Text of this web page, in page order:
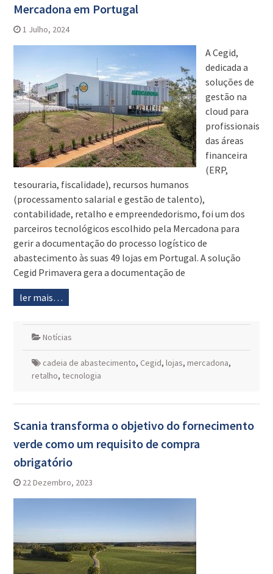
Mercadona em Portugal
1 Julho, 2024
A Cegid,
dedicada a
soluções de
gestão na
cloud para
profissionais
das áreas
financeira
(ERP,
tesouraria, fiscalidade), recursos humanos
(processamento salarial e gestão de talento),
contabilidade, retalho e empreendedorismo, foi um dos
parceiros tecnológicos escolhido pela Mercadona para
gerir a documentação do processo logístico de
abastecimento às suas 49 lojas em Portugal. A solução
Cegid Primavera gera a documentação de
ler mais…
Notícias
cadeia de abastecimento, Cegid, lojas, mercadona,
retalho, tecnologia
Scania transforma o objetivo do fornecimento
verde como um requisito de compra
obrigatório
22 Dezembro, 2023